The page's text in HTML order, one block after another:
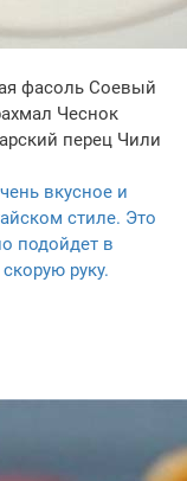
фасоль Соевый
Чеснок
перец Чили
вкусное и
стиле. Это
подойдет в
руку.